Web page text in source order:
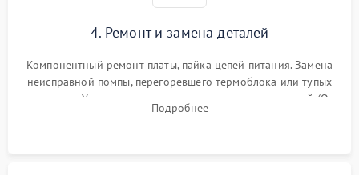
4. Ремонт и замена деталей
Компонентный ремонт платы, пайка цепей питания. Замена
неисправной помпы, перегоревшего термоблока или тупых
жерновов. Установка новых силиконовых уплотнителей (O-
ring) и тефлоновых трубок для надежного устранения
Подробнее